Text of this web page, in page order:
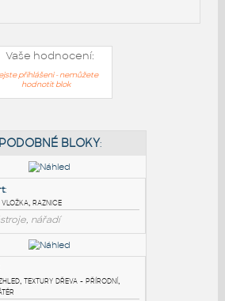
Vaše hodnocení:
přihlášeni - nemůžete
hodnotit blok
PODOBNÉ BLOKY